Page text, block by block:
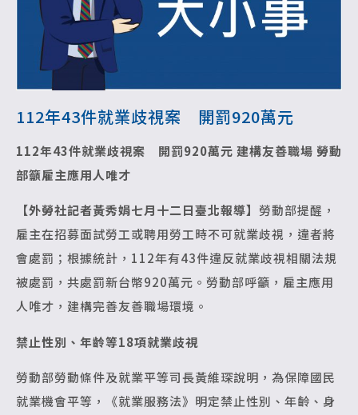
112年43件就業歧視案 開罰920萬元
112年43件就業歧視案 開罰920萬元 建構友善職場 勞動
部籲雇主應用人唯才
【外勞社記者黃秀娟七月十二日臺北報導】 勞動部提醒，
雇主在招募面試勞工或聘用勞工時不可就業歧視，違者將
會處罰；根據統計，112年有43件違反就業歧視相關法規
被處罰，共處罰新台幣920萬元。勞動部呼籲，雇主應用
人唯才，建構完善友善職場環境。
禁止性別、年齡等18項就業歧視
勞動部勞動條件及就業平等司長黃維琛說明，為保障國民
就業機會平等，《就業服務法》明定禁止性別、年齡、身